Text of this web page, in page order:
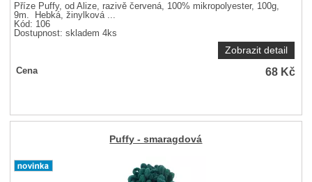
Příze Puffy, od Alize, razivě červená, 100% mikropolyester, 100g,
9m. Hebká, žinylková ...
Kód: 106
Dostupnost:skladem 4ks
Zobrazit detail
Cena 68 Kč
Puffy - smaragdová